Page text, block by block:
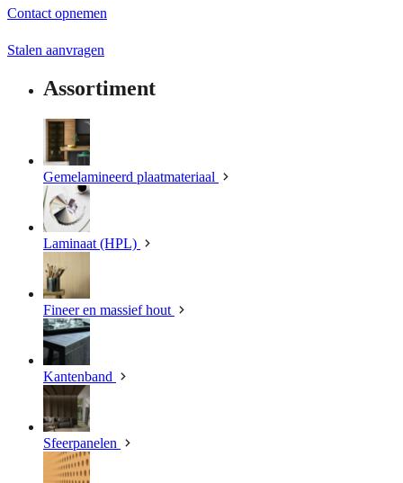
Contact opnemen
Stalen aanvragen
Assortiment
Gemelamineerd plaatmateriaal
Laminaat (HPL)
Fineer en massief hout
Kantenband
Sfeerpanelen